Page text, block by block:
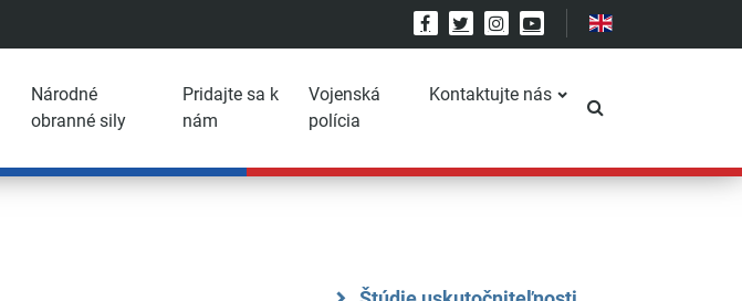
FacebookTwitterInstagram
YouTube
Národné
obranné sily
Pridajte sa k
nám
Vojenská
polícia
Kontaktujte nás